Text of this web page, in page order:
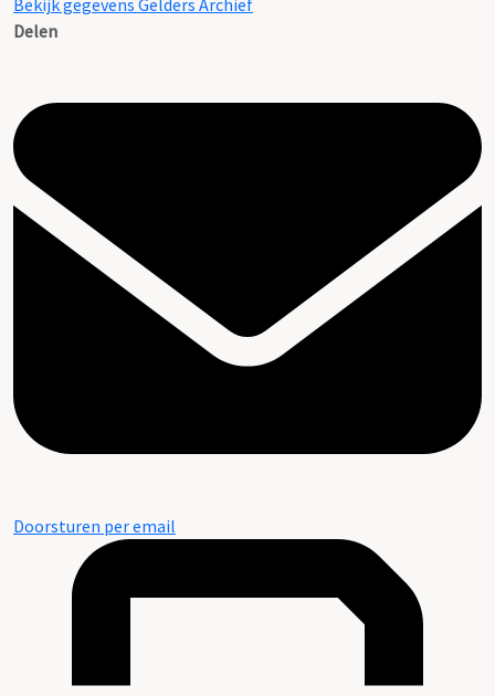
Bekijk gegevens Gelders Archief
Delen
Doorsturen per email